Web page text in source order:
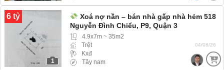
6 tỷ
1
Xoá nợ nần – bán nhà gấp nhà hẻm 518
Nguyễn Đình Chiểu, P9, Quận 3
4.9x7m ~ 35m2
Trệt
Kxđ
Tây nam
04/08/26